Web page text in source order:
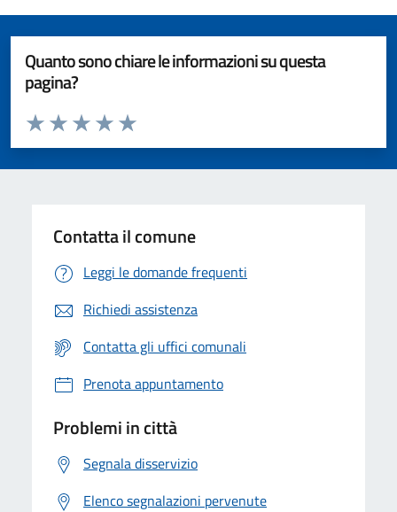
Quanto sono chiare le informazioni su questa
pagina?
Valuta da 1 a 5 stelle la pagina
Valuta 5 stelle su 5
Valuta 4 stelle su 5
Valuta 3 stelle su 5
Valuta 2 stelle su 5
Valuta 1 stelle su 5
Contatta il comune
Leggi le domande frequenti
Richiedi assistenza
Contatta gli uffici comunali
Prenota appuntamento
Problemi in città
Segnala disservizio
Elenco segnalazioni pervenute